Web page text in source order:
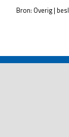
Bron: Overig |